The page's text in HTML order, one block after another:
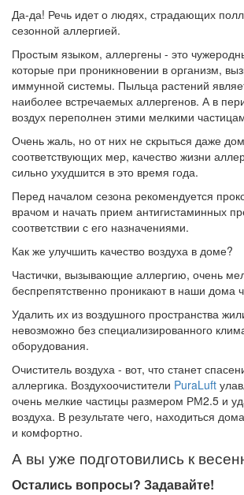
Да-да! Речь идет о людях, страдающих
сезонной аллергией.⠀
Простым языком, аллергены - это
которые при проникновении в организм,
иммунной системы. Пыльца растений
наиболее встречаемых аллергенов. А в
воздух переполнен этими мелкими
Очень жаль, но от них не скрыться даже
соответствующих мер, качество жизни
сильно ухудшится в это время года.
Перед началом сезона рекомендуется
врачом и начать прием антигистаминных
соответствии с его назначениями.
Как же улучшить качество воздуха в доме?
Частички, вызывающие аллергию, очень
беспрепятственно проникают в наши дома
Удалить их из воздушного пространства
невозможно без специализированного
оборудования.
Очиститель воздуха - вот, что станет
аллергика. Воздухоочистители PuraLuft
очень мелкие частицы размером РМ2.5 и
воздуха. В результате чего, находиться
и комфортно.
А вы уже подготовились к
Остались вопросы? Задавайте!